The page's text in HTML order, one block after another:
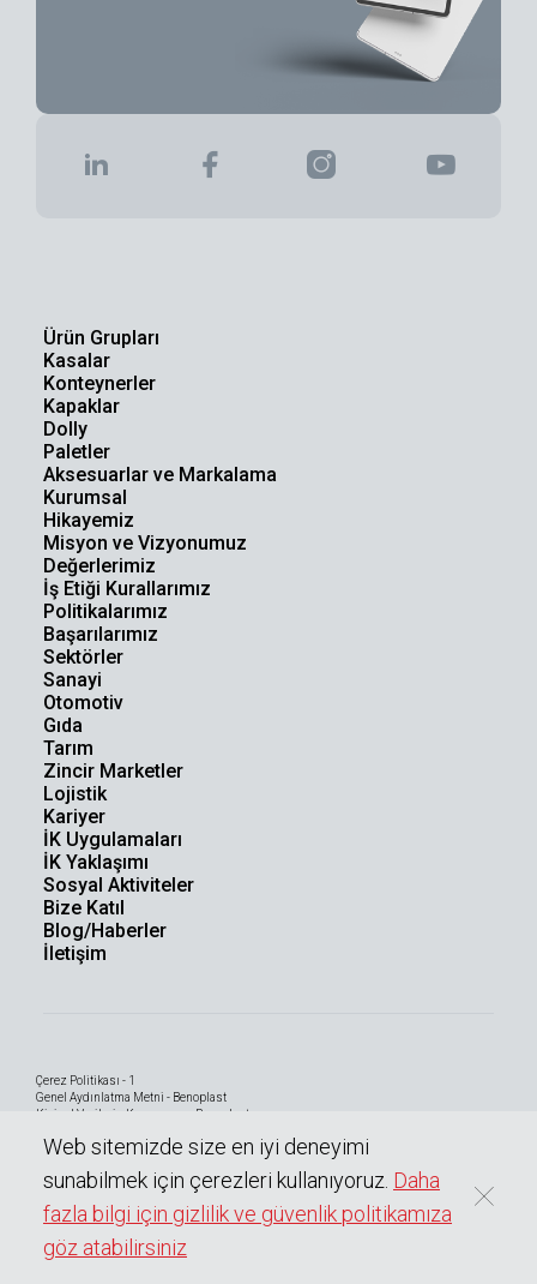
Sayfayı Paylaş
Teknik Broşür
Ürün Grupları
Kasalar
Konteynerler
Kapaklar
Dolly
Paletler
Aksesuarlar ve Markalama
Kurumsal
Hikayemiz
Misyon ve Vizyonumuz
Değerlerimiz
İş Etiği Kurallarımız
Politikalarımız
Başarılarımız
Sektörler
Sanayi
Otomotiv
Gıda
Tarım
Zincir Marketler
Lojistik
Kariyer
İK Uygulamaları
İK Yaklaşımı
Sosyal Aktiviteler
Bize Katıl
Blog/Haberler
İletişim
Çerez Politikası - 1
Genel Aydınlatma Metni - Benoplast
Kişisel Verilerin Korunması - Benoplast
Copyright © 2023 BENOPLAST
Web sitemizde size en iyi deneyimi
sunabilmek için çerezleri kullanıyoruz. Daha
fazla bilgi için gizlilik ve güvenlik politikamıza
göz atabilirsiniz